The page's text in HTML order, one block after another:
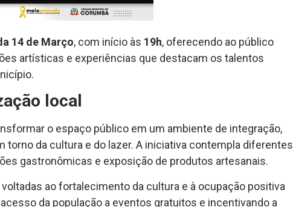
14 de Março, com início às 19h, oferecendo ao público
artísticas e experiências que destacam os talentos
local
o espaço público em um ambiente de integração,
torno da cultura e do lazer. A iniciativa contempla diferentes
gastronômicas e exposição de produtos artesanais.
ao fortalecimento da cultura e à ocupação positiva
da população a eventos gratuitos e incentivando a